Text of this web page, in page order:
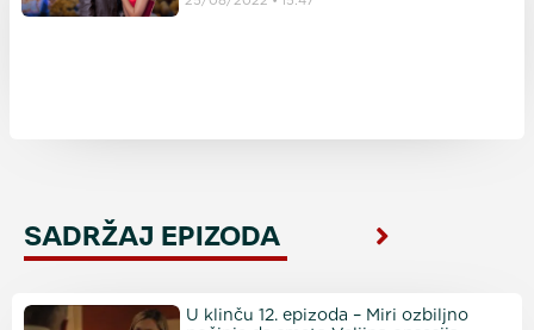
SADRŽAJ EPIZODA
U klinču 12. epizoda – Miri ozbiljno